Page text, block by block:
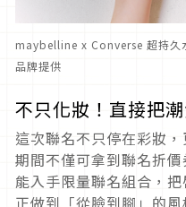
maybelline x Converse 超持久
品牌提供
不只化妝！直接把
這次聯名不只停在彩妝
期間不僅可拿到聯名折
能入手限量聯名組合，
正做到「從臉到腳」的風